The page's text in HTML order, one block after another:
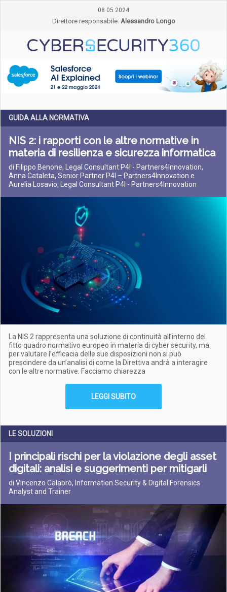
08 05 2024
Direttore responsabile: Alessandro Longo
GUIDA ALLA NORMATIVA
NIS 2: i rapporti con le altre normative in
materia di resilienza e sicurezza informatica
di Filippo Benone, Legal Consultant P4I - Partners4Innovation,
Anna Cataleta, Senior Partner P4I – Partners4Innovation e
Aurelia Losavio, Legal Consultant P4I - Partners4Innovation
La NIS 2 rappresenta una soluzione di continuità all’interno del
fitto quadro normativo europeo in materia di cyber security, ma
per valutare l’efficacia delle sue disposizioni non si può
prescindere da un’analisi di come la Direttiva andrà a interagire
con le altre normative. Facciamo chiarezza
LEGGI SUBITO
LE SOLUZIONI
I principali rischi per la violazione degli asset
digitali: analisi e suggerimenti per mitigarli
di Vincenzo Calabrò, Information Security & Digital Forensics
Analyst and Trainer